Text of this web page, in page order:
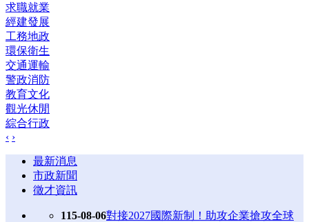
求職就業
經建發展
工務地政
環保衛生
交通運輸
警政消防
教育文化
觀光休閒
綜合行政
‹ ›
最新消息
市政新聞
徵才資訊
115-08-06對接2027國際新制！助攻企業搶攻全球